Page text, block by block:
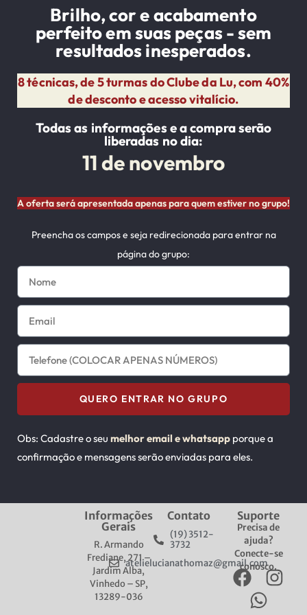
Brilho, cor e acabamento
perfeito em suas peças - sem
resultados inesperados.
8 técnicas, de 5 turmas do Clube da Lu, com 40%
de desconto e acesso vitalício.
Todas as informações e a compra serão
liberadas no dia:
11 de novembro
A oferta será apresentada apenas para quem estiver no grupo!
Preencha os campos e seja redirecionada para entrar na
página do grupo:
QUERO ENTRAR NO GRUPO
Obs: Cadastre oseu melhor email e whatsapp porque a
confirmação e mensagens serão enviadas para eles.
Informações
Gerais
R. Armando
Frediane, 271 –
Jardim Alba,
Vinhedo – SP,
13289-036
Contato
(19) 3512-
3732
atelielucianathomaz@gmail.com
Suporte
Precisa de
ajuda?
Conecte-se
conosco.